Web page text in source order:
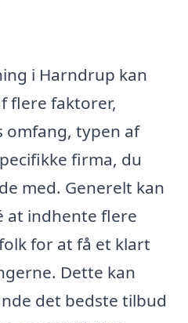
i Harndrup kan
flere faktorer,
omfang, typen af
firma, du
med. Generelt kan
at indhente flere
for at få et klart
Dette kan
det bedste tilbud